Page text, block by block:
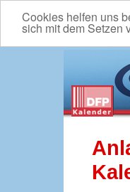
Cookies helfen uns
sich mit dem Setzen